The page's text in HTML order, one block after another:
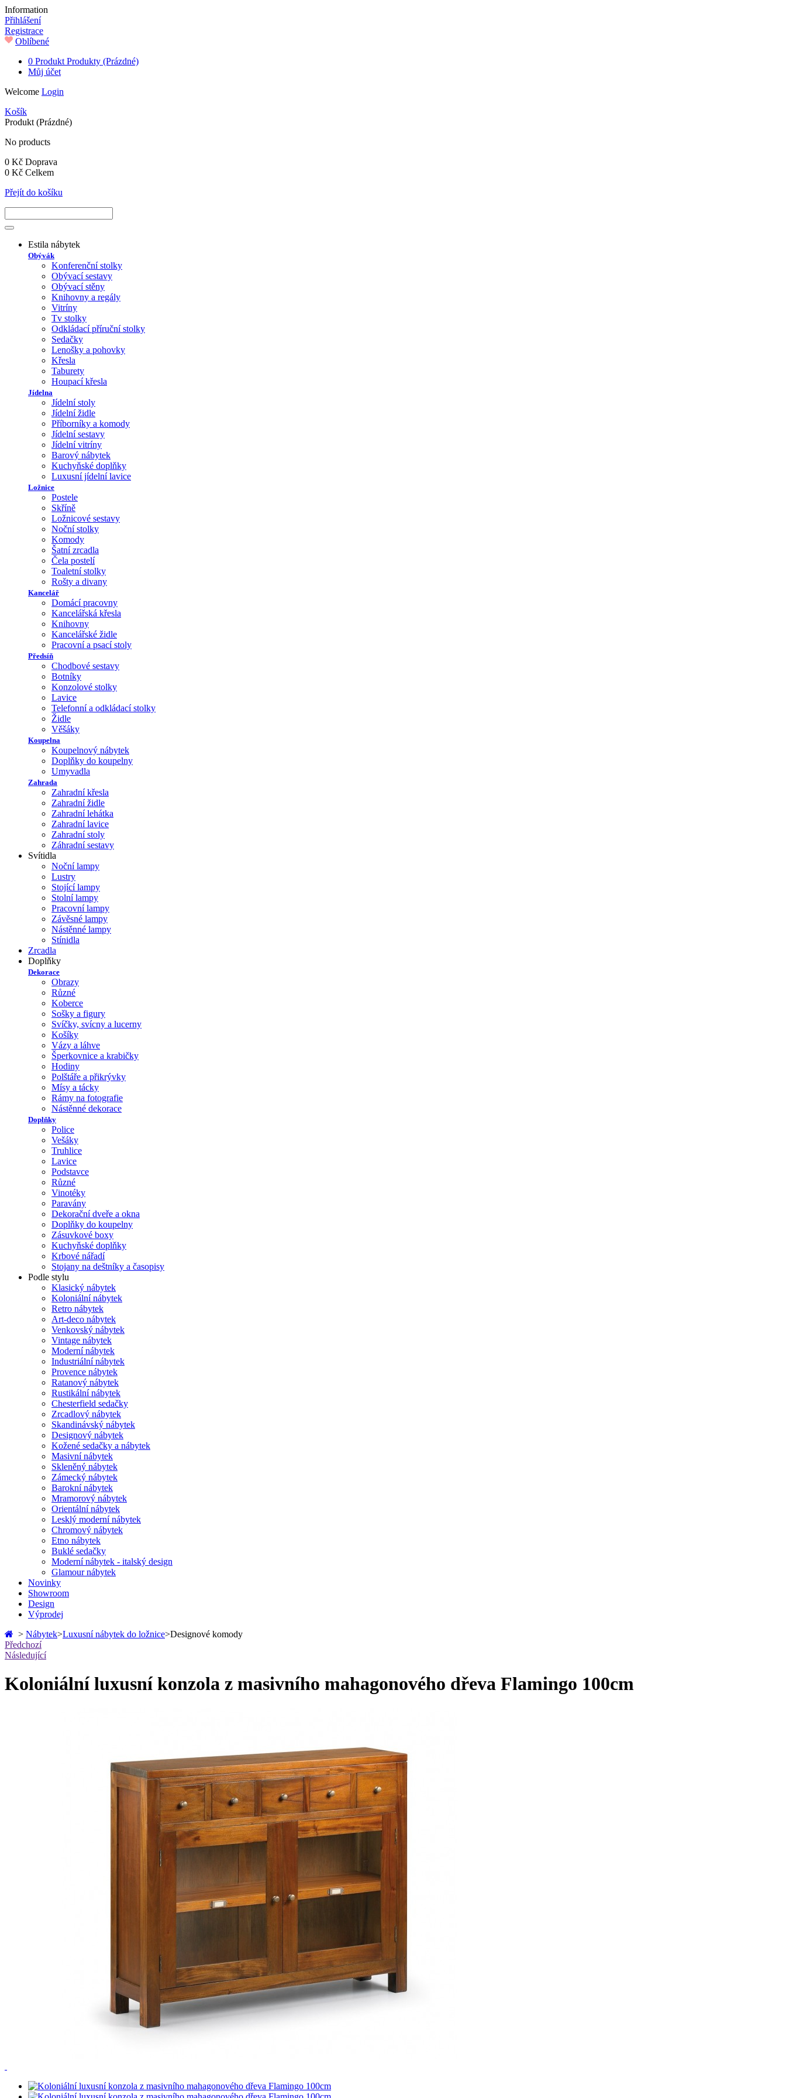
Information
Přihlášení
Registrace
Oblíbené
0 Produkt Produkty (Prázdné)
Můj účet
Welcome Login
Košík
Produkt (Prázdné)
No products
0 Kč Doprava
0 Kč Celkem
Přejít do košíku
Estila nábytek
Obývák
Konferenční stolky
Obývací sestavy
Obývací stěny
Knihovny a regály
Vitríny
Tv stolky
Odkládací příruční stolky
Sedačky
Lenošky a pohovky
Křesla
Taburety
Houpací křesla
Jídelna
Jídelní stoly
Jídelní židle
Příborníky a komody
Jídelní sestavy
Jídelní vitríny
Barový nábytek
Kuchyňské doplňky
Luxusní jídelní lavice
Ložnice
Postele
Skříně
Ložnicové sestavy
Noční stolky
Komody
Šatní zrcadla
Čela postelí
Toaletní stolky
Rošty a divany
Kancelář
Domácí pracovny
Kancelářská křesla
Knihovny
Kancelářské židle
Pracovní a psací stoly
Předsíň
Chodbové sestavy
Botníky
Konzolové stolky
Lavice
Telefonní a odkládací stolky
Židle
Věšáky
Koupelna
Koupelnový nábytek
Doplňky do koupelny
Umyvadla
Zahrada
Zahradní křesla
Zahradní židle
Zahradní lehátka
Zahradní lavice
Zahradní stoly
Záhradní sestavy
Svítidla
Noční lampy
Lustry
Stojící lampy
Stolní lampy
Pracovní lampy
Závěsné lampy
Nástěnné lampy
Stínidla
Zrcadla
Doplňky
Dekorace
Obrazy
Různé
Koberce
Sošky a figury
Svíčky, svícny a lucerny
Košíky
Vázy a láhve
Šperkovnice a krabičky
Hodiny
Polštáře a přikrývky
Mísy a tácky
Rámy na fotografie
Nástěnné dekorace
Doplňky
Police
Vešáky
Truhlice
Lavice
Podstavce
Různé
Vinotéky
Paravány
Dekorační dveře a okna
Doplňky do koupelny
Zásuvkové boxy
Kuchyňské doplňky
Krbové nářadí
Stojany na deštníky a časopisy
Podle stylu
Klasický nábytek
Koloniální nábytek
Retro nábytek
Art-deco nábytek
Venkovský nábytek
Vintage nábytek
Moderní nábytek
Industriální nábytek
Provence nábytek
Ratanový nábytek
Rustikální nábytek
Chesterfield sedačky
Zrcadlový nábytek
Skandinávský nábytek
Designový nábytek
Kožené sedačky a nábytek
Masivní nábytek
Skleněný nábytek
Zámecký nábytek
Barokní nábytek
Mramorový nábytek
Orientální nábytek
Lesklý moderní nábytek
Chromový nábytek
Etno nábytek
Buklé sedačky
Moderní nábytek - italský design
Glamour nábytek
Novinky
Showroom
Design
Výprodej
> Nábytek>Luxusní nábytek do ložnice>Designové komody
Předchozí
Následující
Koloniální luxusní konzola z masivního mahagonového dřeva Flamingo 100cm